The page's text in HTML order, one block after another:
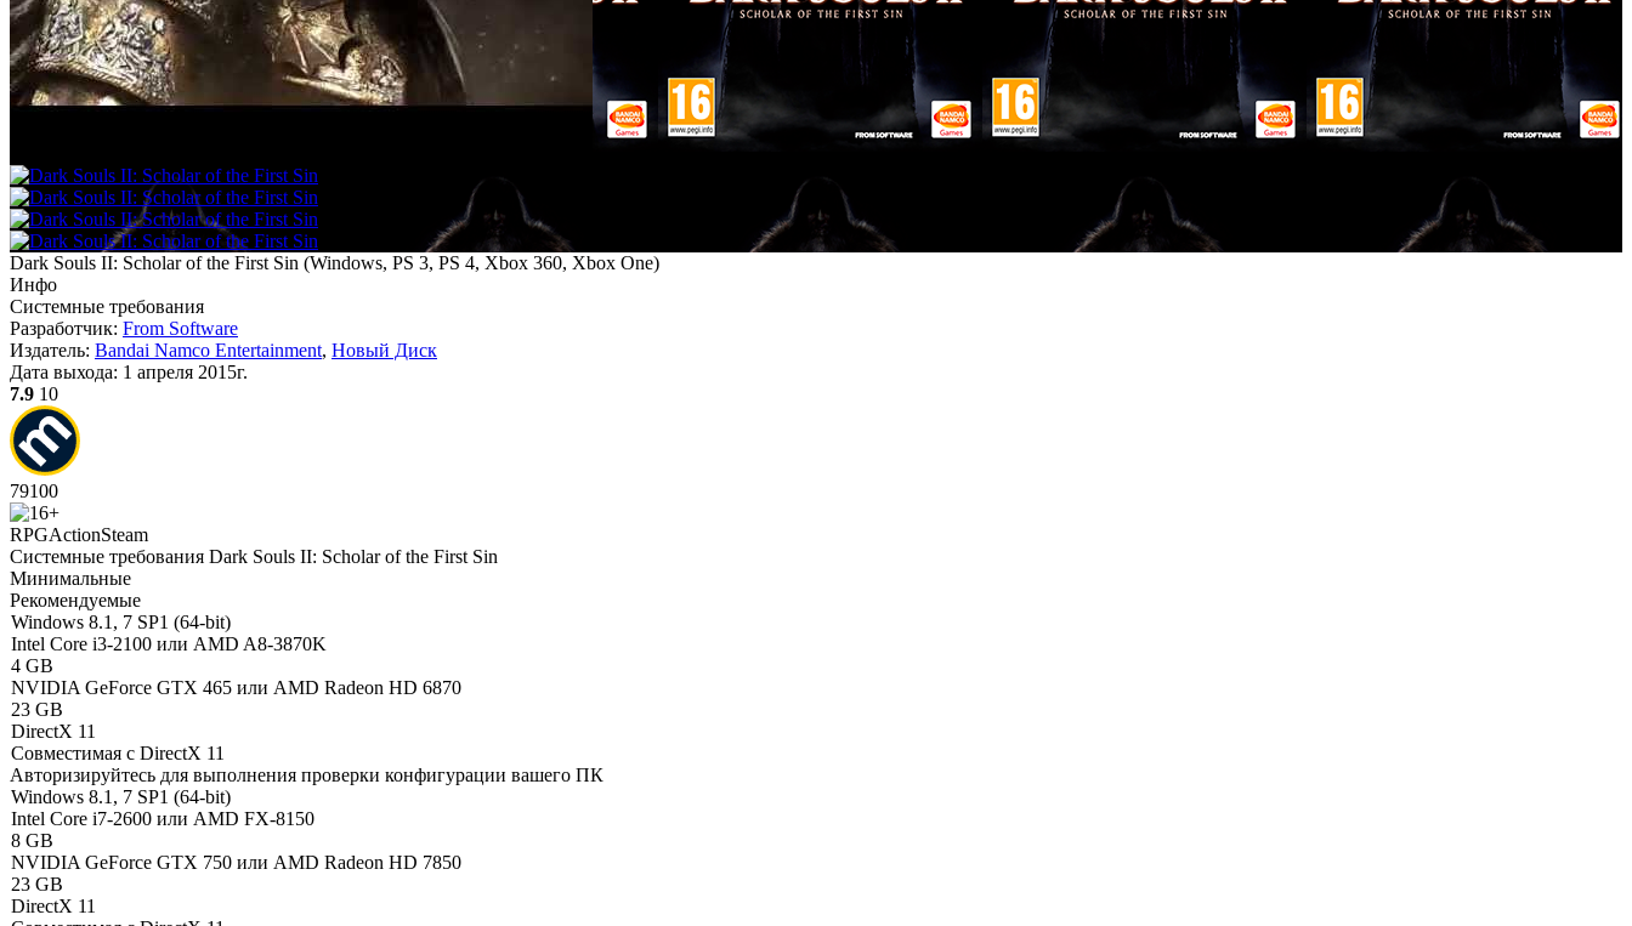
Dark Souls II: Scholar of the First Sin (Windows, PS 3, PS 4, Xbox 360, Xbox One)
Инфо
Системные требования
Разработчик: From Software
Издатель: Bandai Namco Entertainment, Новый Диск
Дата выхода: 1 апреля 2015г.
7.9 10
79100
RPGActionSteam
Системные требования Dark Souls II: Scholar of the First Sin
Минимальные
Рекомендуемые
Windows 8.1, 7 SP1 (64-bit)
Intel Core i3-2100 или AMD A8-3870K
4 GB
NVIDIA GeForce GTX 465 или AMD Radeon HD 6870
23 GB
DirectX 11
Совместимая с DirectX 11
Авторизируйтесь для выполнения проверки конфигурации вашего ПК
Windows 8.1, 7 SP1 (64-bit)
Intel Core i7-2600 или AMD FX-8150
8 GB
NVIDIA GeForce GTX 750 или AMD Radeon HD 7850
23 GB
DirectX 11